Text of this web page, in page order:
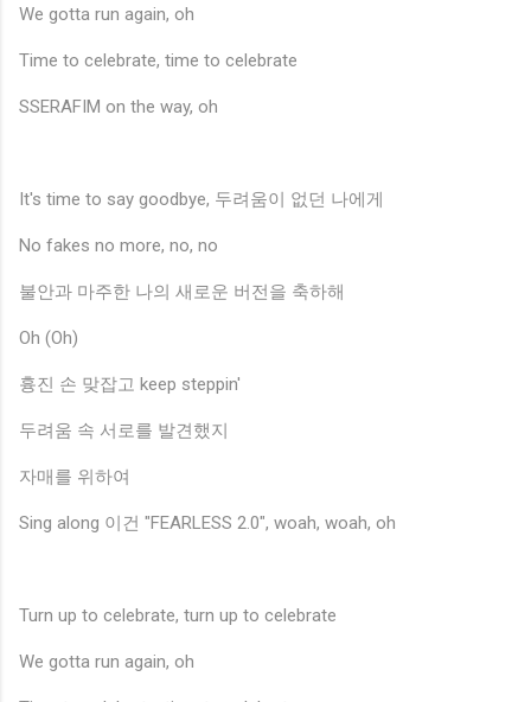
We gotta run again, oh
Time to celebrate, time to celebrate
SSERAFIM on the way, oh
It's time to say goodbye, 두려움이 없던 나에게
No fakes no more, no, no
불안과 마주한 나의 새로운 버전을 축하해
Oh (Oh)
흉진 손 맞잡고 keep steppin'
두려움 속 서로를 발견했지
자매를 위하여
Sing along 이건 "FEARLESS 2.0", woah, woah, oh
Turn up to celebrate, turn up to celebrate
We gotta run again, oh